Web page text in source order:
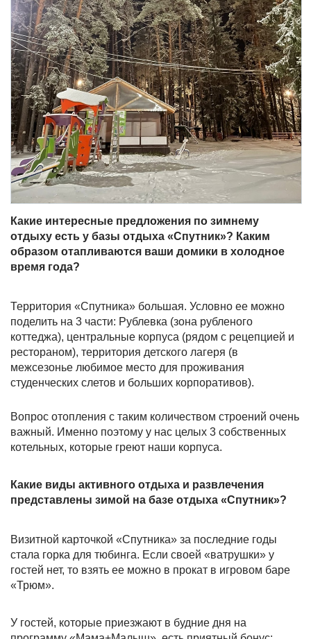
Какие интересные предложения по зимнему
отдыху есть у базы отдыха «Спутник»? Каким
образом отапливаются ваши домики в холодное
время года?
Территория «Спутника» большая. Условно ее можно
поделить на 3 части: Рублевка (зона рубленого
коттеджа), центральные корпуса (рядом с рецепцией и
рестораном), территория детского лагеря (в
межсезонье любимое место для проживания
студенческих слетов и больших корпоративов).
Вопрос отопления с таким количеством строений очень
важный. Именно поэтому у нас целых 3 собственных
котельных, которые греют наши корпуса.
Какие виды активного отдыха и развлечения
представлены зимой на базе отдыха «Спутник»?
Визитной карточкой «Спутника» за последние годы
стала горка для тюбинга. Если своей «ватрушки» у
гостей нет, то взять ее можно в прокат в игровом баре
«Трюм».
У гостей, которые приезжают в будние дня на